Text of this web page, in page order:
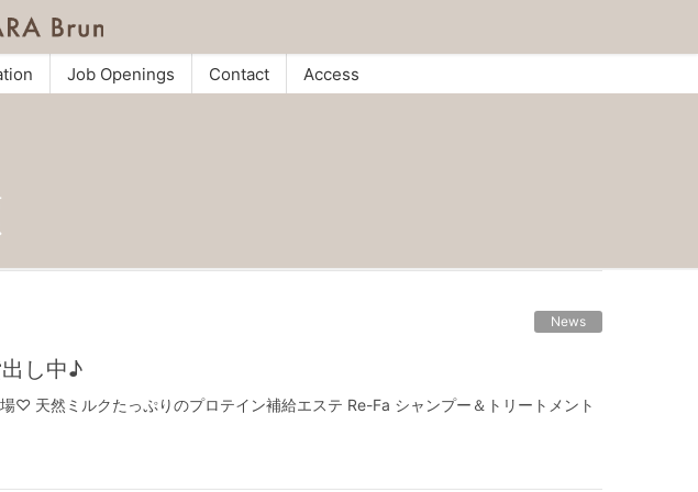
Job Openings Contact Access
News
し中♪
天然ミルクたっぷりのプロテイン補給エステ Re-Fa シャンプー＆トリートメント